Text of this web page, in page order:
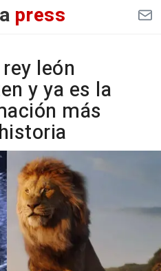
press
león
y ya es la
más